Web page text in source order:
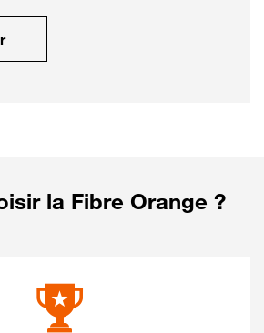
la Fibre Orange ?